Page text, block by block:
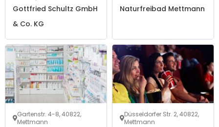
Gottfried Schultz GmbH
& Co. KG
Naturfreibad Mettmann
Gartenstr. 4-8, 40822,
Mettmann
Düsseldorfer Str. 2, 40822,
Mettmann